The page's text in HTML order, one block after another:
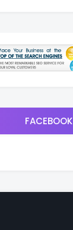
FACEBOOK